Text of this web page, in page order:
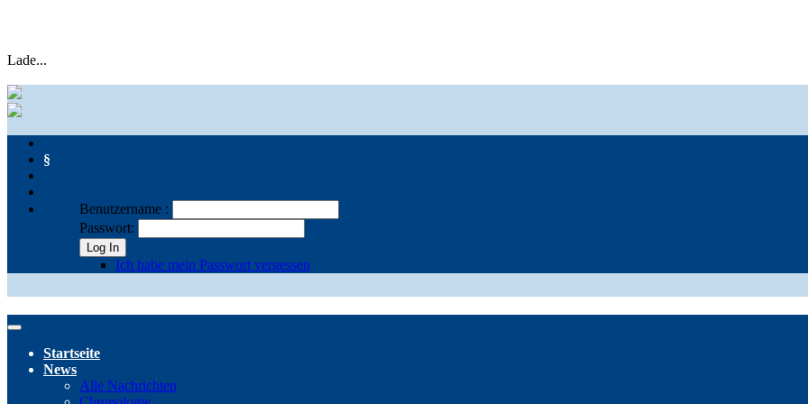
Lade...
§
Benutzername :
Passwort:
Log In
Ich habe mein Passwort vergessen
Startseite
News
Alle Nachrichten